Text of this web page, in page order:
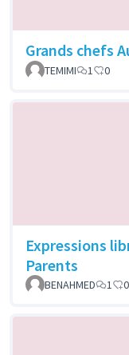
Grands chefs
TEMIMI
1 0
Expressions
Parents
BENAHMED 1 0